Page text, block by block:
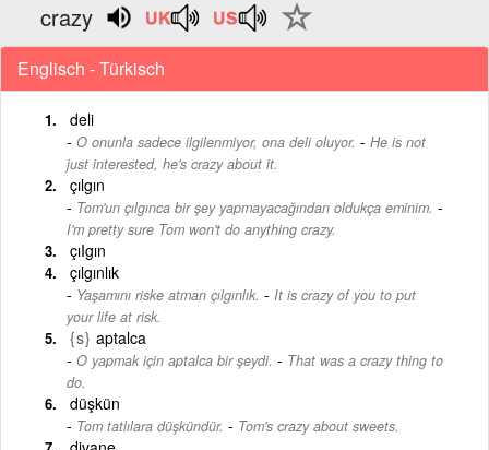
crazy
Englisch - Türkisch
deli
O onunla sadece ilgilenmiyor, ona deli oluyor. - He is not
just interested, he's crazy about it.
çılgın
Tom'un çılgınca bir şey yapmayacağından oldukça eminim. -
I'm pretty sure Tom won't do anything crazy.
çıIgın
çılgınlık
Yaşamını riske atman çılgınlık. - It is crazy of you to put
your life at risk.
{s} aptalca
O yapmak için aptalca bir şeydi. - That was a crazy thing to
do.
düşkün
Tom tatlılara düşkündür. - Tom's crazy about sweets.